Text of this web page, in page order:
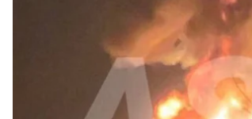
росію в ніч проти 14 березня
краю загорівся нафтопереробний
Про це повідомили губернатор
Сергій Собянін
, губернатор